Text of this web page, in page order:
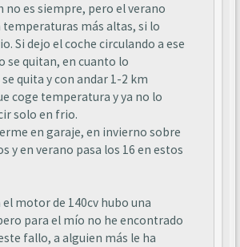
no es siempre, pero el verano
temperaturas más altas, si lo
Si dejo el coche circulando a ese
se quitan, en cuanto lo
quita y con andar 1-2 km
coge temperatura y ya no lo
solo en frio.
en garaje, en invierno sobre
y en verano pasa los 16 en estos
el motor de 140cv hubo una
para el mío no he encontrado
fallo, a alguien más le ha